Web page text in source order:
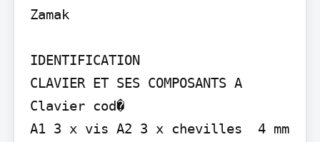
Zamak
IDENTIFICATION
CLAVIER ET SES COMPOSANTS A
Clavier cod�
A1 3 x vis A2 3 x chevilles  4 mm